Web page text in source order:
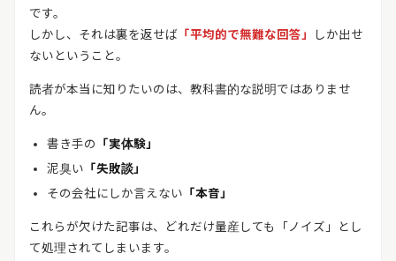
です。
しかし、それは裏を返せば 「平均的で無難な回答」
しか出せ
ないということ。
読者が本当に知りたいのは、教科書的な説明ではありませ
ん。
書き手の
「実体験」
泥臭い 「失敗談」
その会社にしか言えない 「本音」
これらが欠けた記事は、どれだけ量産しても「ノイズ」とし
て処理されてしまいます。